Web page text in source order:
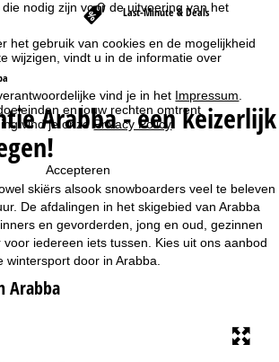
nodig zijn voor de uitvoering van het
het gebruik van cookies en de mogelijkheid
wijzigen, vindt u in de informatie over
vind je in het Impressum
en jouw rechten omtrent
vind je onze Privacy Policy
Accepteren
Last-Minute & Deals
Arabba - een keizerlijk
skiërs alsook snowboarders veel te beleven
De afdalingen in het skigebied van Arabba
en gevorderden, jong en oud, gezinnen
iedereen iets tussen. Kies uit ons aanbod
door in Arabba.
Arabba